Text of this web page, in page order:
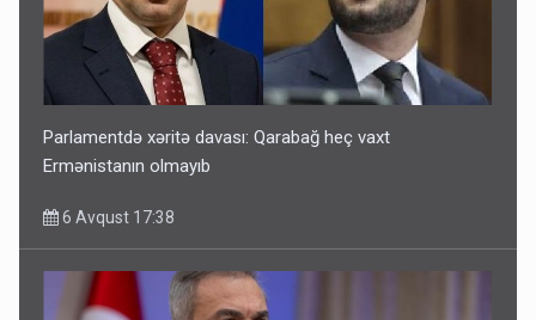
Parlamentdə xəritə davası: Qarabağ heç vaxt
Ermənistanın olmayıb
6 Avqust 17:38